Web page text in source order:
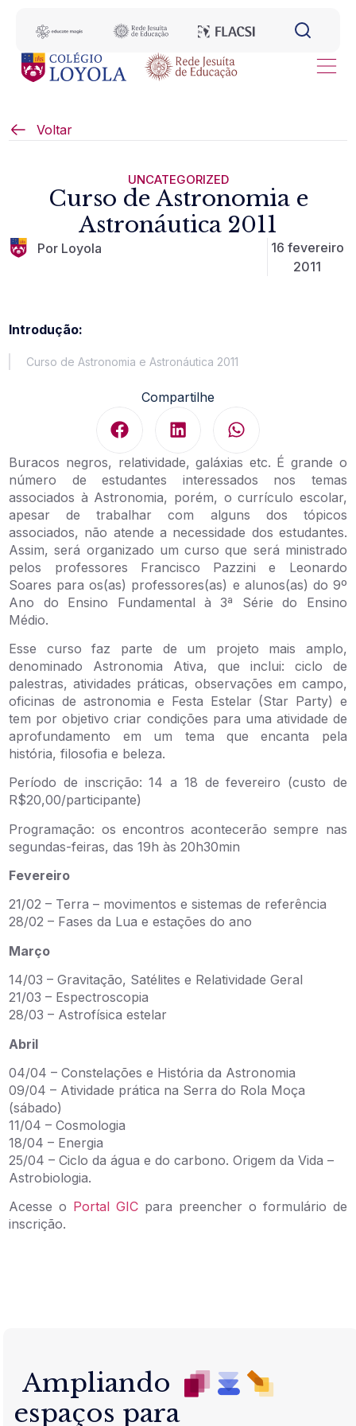
Voltar
UNCATEGORIZED
Curso de Astronomia e
Astronáutica 2011
Por Loyola
16 fevereiro
2011
Introdução:
Curso de Astronomia e Astronáutica 2011
Compartilhe
Buracos negros, relatividade, galáxias etc. É grande o
número de estudantes interessados nos temas
associados à Astronomia, porém, o currículo escolar,
apesar de trabalhar com alguns dos tópicos
associados, não atende a necessidade dos estudantes.
Assim, será organizado um curso que será ministrado
pelos professores Francisco Pazzini e Leonardo
Soares para os(as) professores(as) e alunos(as) do 9º
Ano do Ensino Fundamental à 3ª Série do Ensino
Médio.
Esse curso faz parte de um projeto mais amplo,
denominado Astronomia Ativa, que inclui: ciclo de
palestras, atividades práticas, observações em campo,
oficinas de astronomia e Festa Estelar (Star Party) e
tem por objetivo criar condições para uma atividade de
aprofundamento em um tema que encanta pela
história, filosofia e beleza.
Período de inscrição: 14 a 18 de fevereiro (custo de
R$20,00/participante)
Programação: os encontros acontecerão sempre nas
segundas-feiras, das 19h às 20h30min
Fevereiro
21/02 – Terra – movimentos e sistemas de referência
28/02 – Fases da Lua e estações do ano
Março
14/03 – Gravitação, Satélites e Relatividade Geral
21/03 – Espectroscopia
28/03 – Astrofísica estelar
Abril
04/04 – Constelações e História da Astronomia
09/04 – Atividade prática na Serra do Rola Moça
(sábado)
11/04 – Cosmologia
18/04 – Energia
25/04 – Ciclo da água e do carbono. Origem da Vida –
Astrobiologia.
Acesse o Portal GIC para preencher o formulário de
inscrição.
Ampliando
espaços para